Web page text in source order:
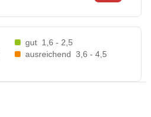
gut 1,6 - 2,5
ausreichend 3,6 - 4,5